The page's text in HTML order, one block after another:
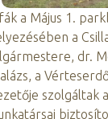
a Május 1.
a
dr.
a
szolgáltak